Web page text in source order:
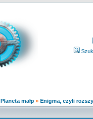
Planeta małp » Enigma, czyli